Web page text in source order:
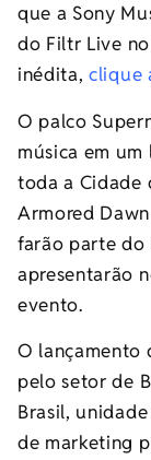
que a Sony
do Filtr Live
inédita,clique
O palco
música em
toda a Cidade
Armored
farão parte do
apresentarão
evento.
O lançamento
pelo setor de
Brasil,
de marketing